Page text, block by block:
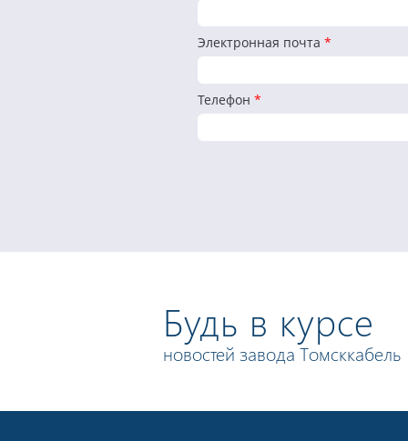
Электронная почта *
Телефон *
Будь в курсе
новостей завода Томсккабель